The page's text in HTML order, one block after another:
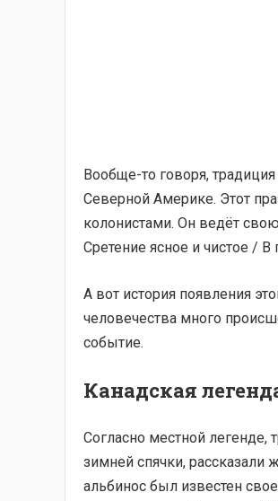
Вообще-то говоря,
Северной Америке. Этот
колонистами. Он ведёт
Сретение ясное и чистое /
А вот история появления
человечества много
событие.
Канадская
Согласно местной
зимней спячки, рассказали
альбинос был известен